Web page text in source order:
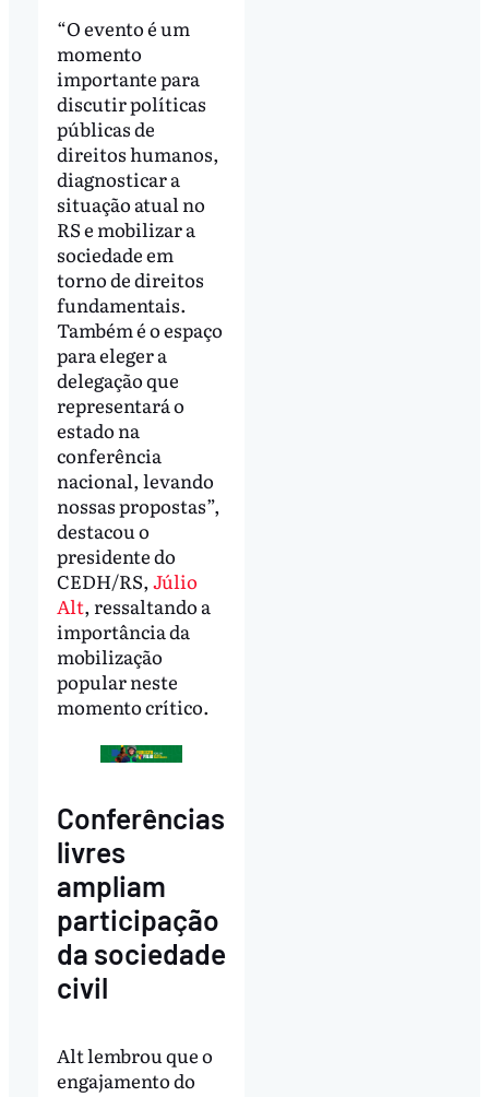
“O evento é um
momento
importante para
discutir políticas
públicas de
direitos humanos,
diagnosticar a
situação atual no
RS e mobilizar a
sociedade em
torno de direitos
fundamentais.
Também é o espaço
para eleger a
delegação que
representará o
estado na
conferência
nacional, levando
nossas propostas”,
destacou o
presidente do
CEDH/RS, Júlio
Alt, ressaltando a
importância da
mobilização
popular neste
momento crítico.
Conferências
livres
ampliam
participação
da sociedade
civil
Alt lembrou que o
engajamento do